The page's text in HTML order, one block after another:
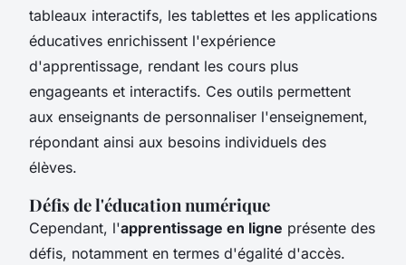
tableaux interactifs, les tablettes et les applications
éducatives enrichissent l'expérience
d'apprentissage, rendant les cours plus
engageants et interactifs. Ces outils permettent
aux enseignants de personnaliser l'enseignement,
répondant ainsi aux besoins individuels des
élèves.
Défis de l'éducation numérique
Cependant, l'apprentissage en ligne présente des
défis, notamment en termes d'égalité d'accès.